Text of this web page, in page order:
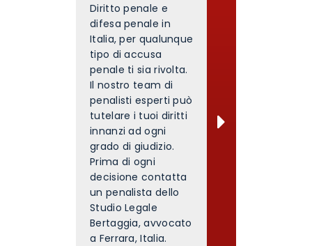
Diritto penale e
difesa penale in
Italia, per qualunque
tipo di accusa
penale ti sia rivolta.
Il nostro team di
penalisti esperti può
tutelare i tuoi diritti
innanzi ad ogni
grado di giudizio.
Prima di ogni
decisione contatta
un penalista dello
Studio Legale
Bertaggia, avvocato
a Ferrara, Italia.